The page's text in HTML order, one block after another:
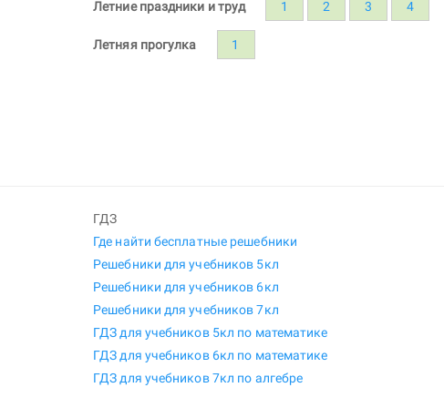
Летние праздники и труд 1 2 3 4
Летняя прогулка 1
ГДЗ
Где найти бесплатные решебники
Решебники для учебников 5кл
Решебники для учебников 6кл
Решебники для учебников 7кл
ГДЗ для учебников 5кл по математике
ГДЗ для учебников 6кл по математике
ГДЗ для учебников 7кл по алгебре